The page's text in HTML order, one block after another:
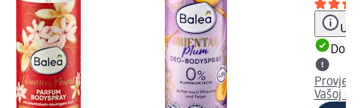
Vašoj